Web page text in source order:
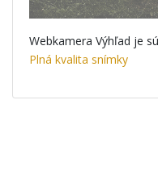
Webkamera Výhľad je
Plná kvalita snímky